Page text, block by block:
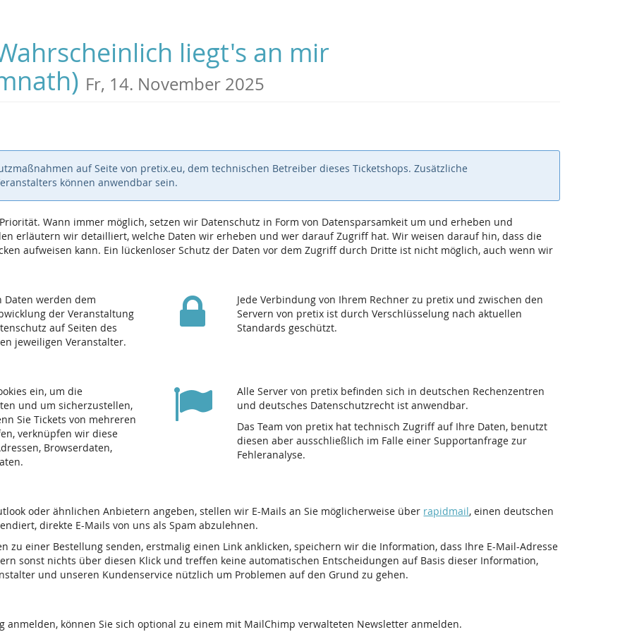
liegt's an mir
Fr, 14. November 2025
auf Seite von pretix.eu, dem technischen Betreiber dieses Ticketshops. Zusätzliche
können anwendbar sein.
Wann immer möglich, setzen wir Datenschutz in Form von Datensparsamkeit um und erheben und
erläutern wir detailliert, welche Daten wir erheben und wer darauf Zugriff hat. Wir weisen darauf hin, dass die
aufweisen kann. Ein lückenloser Schutz der Daten vor dem Zugriff durch Dritte ist nicht möglich, auch wenn wir
Daten werden dem
der Veranstaltung
auf Seiten des
jeweiligen Veranstalter.
Jede Verbindung von Ihrem Rechner zu pretix und zwischen den
Servern von pretix ist durch Verschlüsselung nach aktuellen
Standards geschützt.
ein, um die
und um sicherzustellen,
Sie Tickets von mehreren
verknüpfen wir diese
Browserdaten,
Alle Server von pretix befinden sich in deutschen Rechenzentren
und deutsches Datenschutzrecht ist anwendbar.
Das Team von pretix hat technisch Zugriff auf Ihre Daten, benutzt
diesen aber ausschließlich im Falle einer Supportanfrage zur
Fehleranalyse.
oder ähnlichen Anbietern angeben, stellen wir E-Mails an Sie möglicherweise über rapidmail, einen deutschen
direkte E-Mails von uns als Spam abzulehnen.
zu einer Bestellung senden, erstmalig einen Link anklicken, speichern wir die Information, dass Ihre E-Mail-Adresse
sonst nichts über diesen Klick und treffen keine automatischen Entscheidungen auf Basis dieser Information,
und unseren Kundenservice nützlich um Problemen auf den Grund zu gehen.
anmelden, können Sie sich optional zu einem mit MailChimp verwalteten Newsletter anmelden.